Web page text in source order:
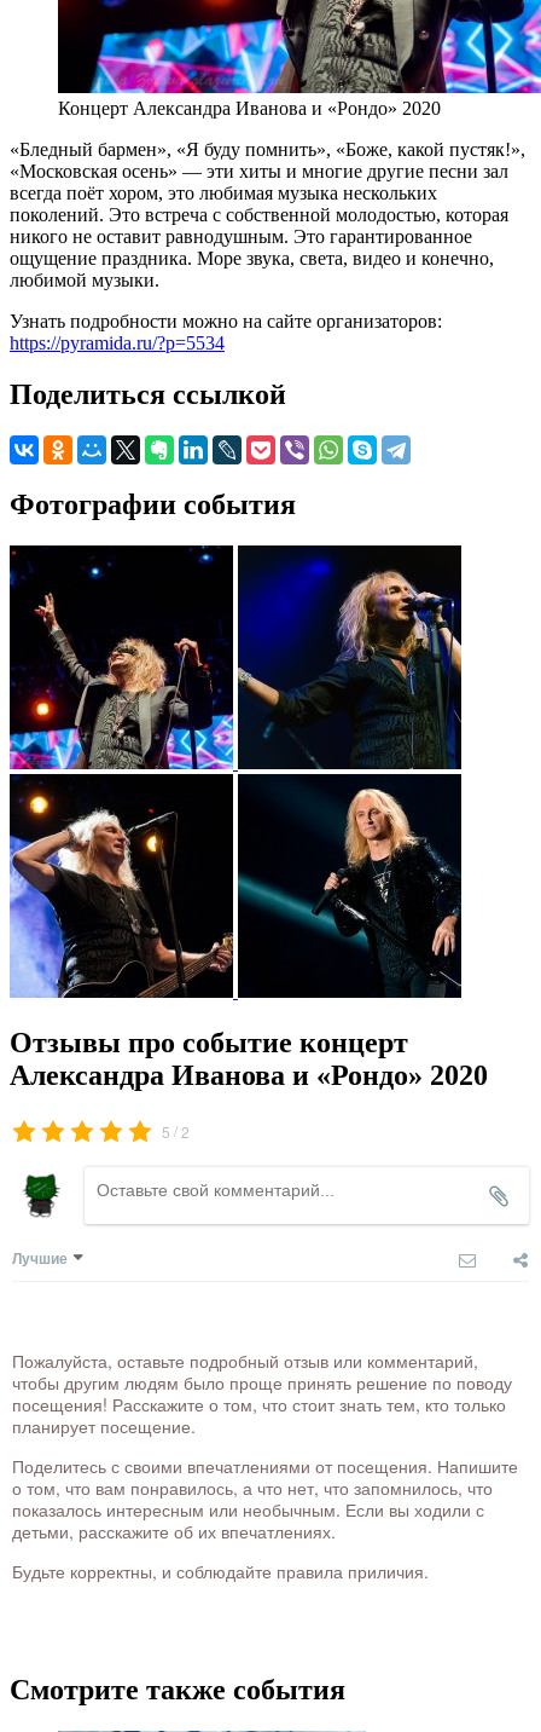
Концерт Александра Иванова и «Рондо» 2020
«Бледный бармен», «Я буду помнить», «Боже, какой пустяк!»,
«Московская осень» — эти хиты и многие другие песни зал
всегда поёт хором, это любимая музыка нескольких
поколений. Это встреча с собственной молодостью, которая
никого не оставит равнодушным. Это гарантированное
ощущение праздника. Море звука, света, видео и конечно,
любимой музыки.
Узнать подробности можно на сайте организаторов:
https://pyramida.ru/?p=5534
Поделиться ссылкой
Фотографии события
Отзывы про событие концерт
Александра Иванова и «Рондо» 2020
5 /2
Лучшие
Пожалуйста, оставьте подробный отзыв или комментарий,
чтобы другим людям было проще принять решение по поводу
посещения! Расскажите о том, что стоит знать тем, кто только
планирует посещение.
Поделитесь с своими впечатлениями от посещения. Напишите
о том, что вам понравилось, а что нет, что запомнилось, что
показалось интересным или необычным. Если вы ходили с
детьми, расскажите об их впечатлениях.
Будьте корректны, и соблюдайте правила приличия.
Смотрите также события